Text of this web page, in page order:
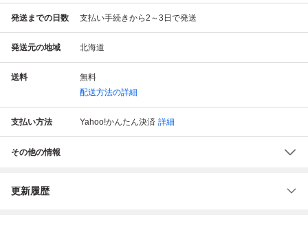
発送までの日数 支払い手続きから2～3日で発送
発送元の地域 北海道
送料
無料
配送方法の詳細
支払い方法 Yahoo!かんたん決済 詳細
その他の情報
更新履歴